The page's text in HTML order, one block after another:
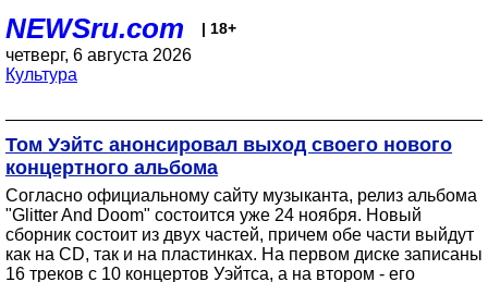
NEWSru.com | 18+
четверг, 6 августа 2026
Культура
Том Уэйтс анонсировал выход своего нового
концертного альбома
Согласно официальному сайту музыканта, релиз альбома
"Glitter And Doom" состоится уже 24 ноября. Новый
сборник состоит из двух частей, причем обе части выйдут
как на CD, так и на пластинках. На первом диске записаны
16 треков с 10 концертов Уэйтса, а на втором - его